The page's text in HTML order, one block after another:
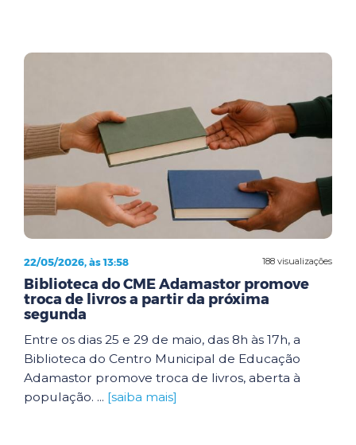
188 visualizações
22/05/2026, às 13:58
Biblioteca do CME Adamastor promove
troca de livros a partir da próxima
segunda
Entre os dias 25 e 29 de maio, das 8h às 17h, a
Biblioteca do Centro Municipal de Educação
Adamastor promove troca de livros, aberta à
população. ... [saiba mais]